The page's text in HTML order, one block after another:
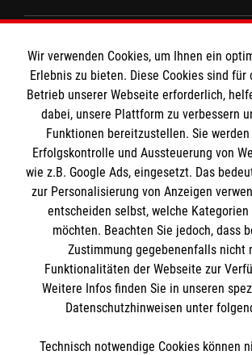
Das MBZ Westfalen
Spenden
Wir Malteser
Informationen
Downloads
Kontakt
Impressum
Datenschutz
Barrierefreiheit
Malteser online
Malteserorden
Malteser Jugend
Malteser International
Mediathek
Spendenkonto
Empfänger: Malteser Hilfsdienst e.V.
Soziale Netzwerke
Wir verwenden Cookies, um Ihnen ein
Erlebnis zu bieten. Diese Cookies sind für
Betrieb unserer Webseite erforderlich,
dabei, unsere Plattform zu verbessern
Funktionen bereitzustellen. Sie
Erfolgskontrolle und Aussteuerung von
wie z.B. Google Ads, eingesetzt. Das
zur Personalisierung von Anzeigen
entscheiden selbst, welche Kategorien
möchten. Beachten Sie jedoch, dass
Zustimmung gegebenenfalls nicht
Funktionalitäten der Webseite zur
Weitere Infos finden Sie in unseren
Datenschutzhinweisen unter
Technisch notwendige Cookies können